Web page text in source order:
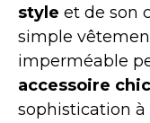
style et de son
simple
imperméable
accessoire chic
sophistication à